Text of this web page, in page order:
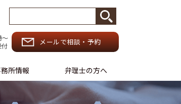
〜
付
メールで相談・予約
所情報 弁理士の方へ